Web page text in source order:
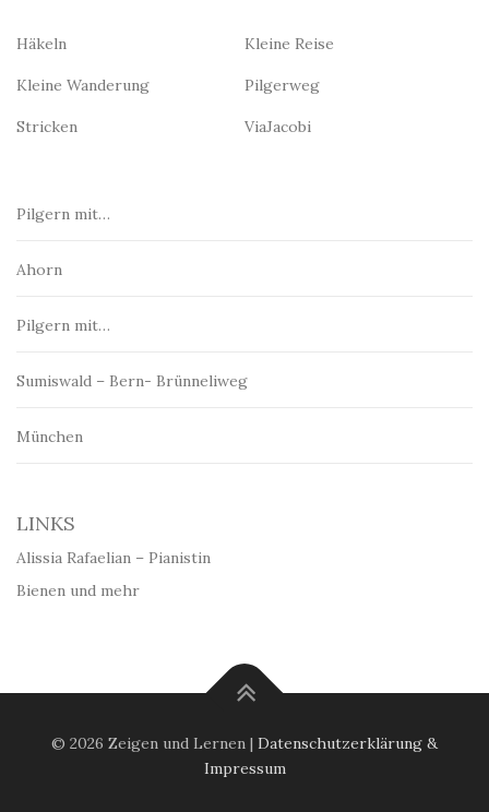
Häkeln Kleine Reise
Kleine Wanderung Pilgerweg
Stricken ViaJacobi
Pilgern mit…
Ahorn
Pilgern mit…
Sumiswald – Bern- Brünneliweg
München
LINKS
Alissia Rafaelian – Pianistin
Bienen und mehr
© 2026 Zeigen und Lernen | Datenschutzerklärung &
Impressum